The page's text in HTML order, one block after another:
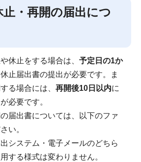
止・再開の届出につ
休止をする場合は、 予定日の1か
止届出書の提出が必要です。ま
る場合には、 再開後10日以内に
必要です。
届出書については、以下のファ
い。
システム・電子メールのどちら
する様式は変わりません。